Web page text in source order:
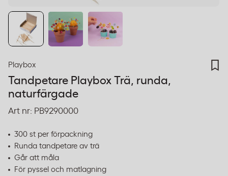
Playbox
Tandpetare Playbox Trä, runda,
naturfärgade
Art nr: PB9290000
300 st per förpackning
Runda tandpetare av trä
Går att måla
För pyssel och matlagning